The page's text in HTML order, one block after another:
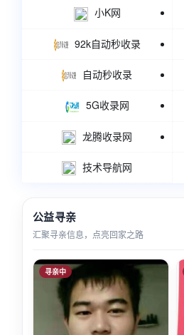
小K网
92k自动秒收录
自动秒收录
5G收录网
龙腾收录网
技术导航网
公益寻亲
汇聚寻亲信息，点亮回家之路
寻亲中